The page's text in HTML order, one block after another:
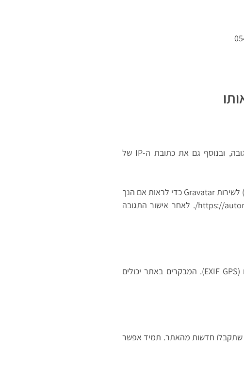
כאשר המבקרים משאירים תגובות באתר אנו אוספים את הנתונים המוצגים בטופס התגובה, ובנוסף גם את כתובת ה-IP של
יתכן ונעביר מחרוזת אנונימית שנוצרה מכתובת הדואר האלקטרוני שלך (הנקראת גם hash) לשירות Gravatar כדי לראות אם הנך
חבר/ה בשירות. מדיניות הפרטיות של שירות Gravatar זמינה כאן: https://automattic.com/privacy/. לאחר אישור התגובה
בהעלאה של תמונות לאתר, מומלץ להימנע מהעלאת תמונות עם נתוני מיקום מוטבעים (EXIF GPS). המבקרים באתר יכולים
שתקבלו חדשות מהאתר. תמיד אפשר